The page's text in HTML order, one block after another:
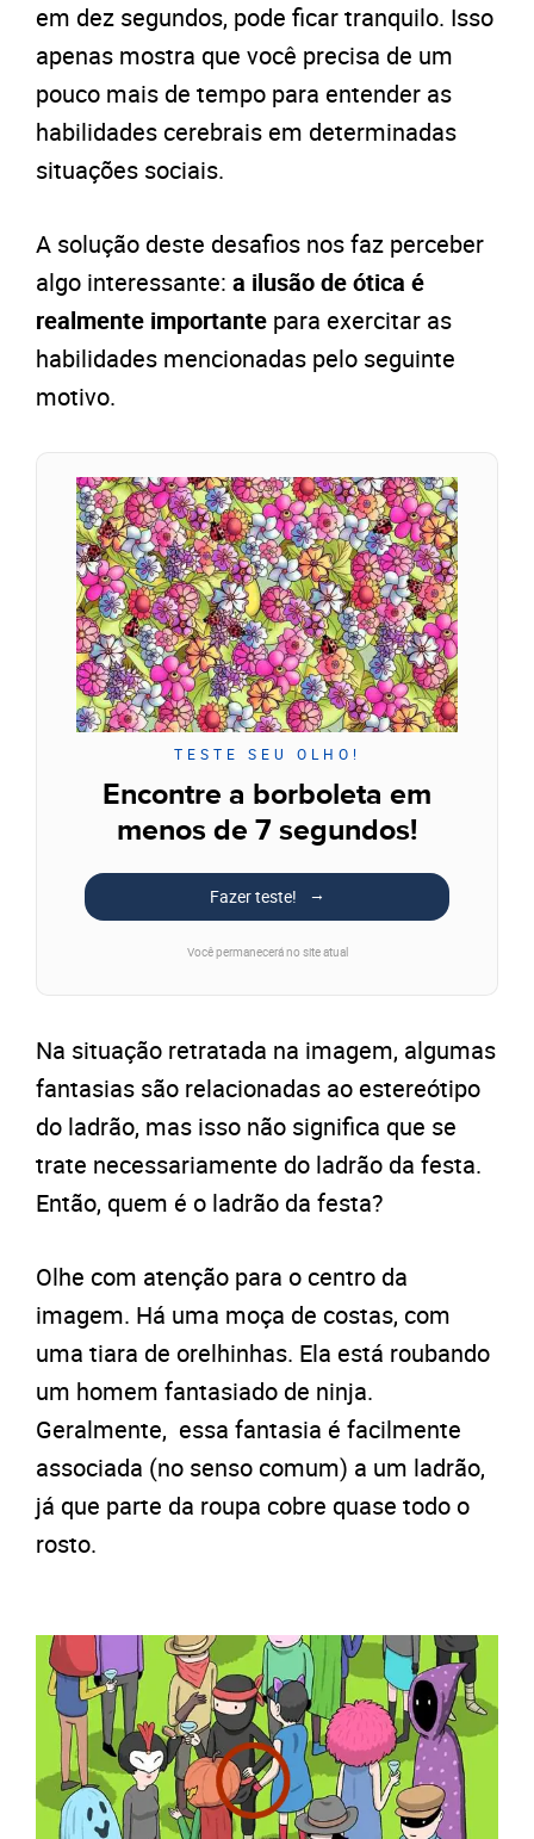
em dez segundos, pode ficar tranquilo. Isso
apenas mostra que você precisa de um
pouco mais de tempo para entender as
habilidades cerebrais em determinadas
situações sociais.
A solução deste desafios nos faz perceber
algo interessante: a ilusão de ótica é
realmente importante para exercitar as
habilidades mencionadas pelo seguinte
motivo.
TESTE SEU OLHO!
Encontre a borboleta em
menos de 7 segundos!
Fazer teste!
Você permanecerá no site atual
Na situação retratada na imagem, algumas
fantasias são relacionadas ao estereótipo
do ladrão, mas isso não significa que se
trate necessariamente do ladrão da festa.
Então, quem é o ladrão da festa?
Olhe com atenção para o centro da
imagem. Há uma moça de costas, com
uma tiara de orelhinhas. Ela está roubando
um homem fantasiado de ninja.
Geralmente, essa fantasia é facilmente
associada (no senso comum) a um ladrão,
já que parte da roupa cobre quase todo o
rosto.